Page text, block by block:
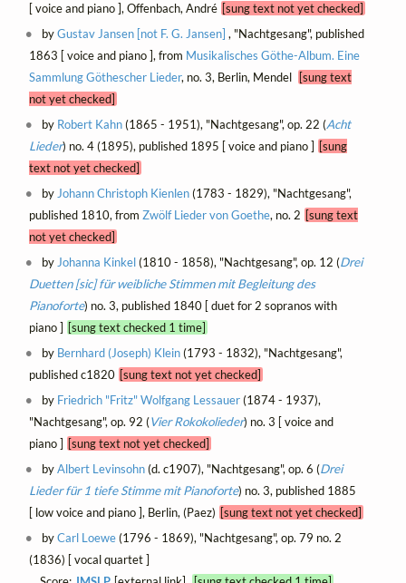
[ voice and piano ], Offenbach, André [sung text not yet checked]
byGustav Jansen [not F. G. Jansen] , "Nachtgesang", published
1863 [ voice and piano ], from Musikalisches Göthe-Album. Eine
Sammlung Göthescher Lieder, no. 3, Berlin, Mendel
[sung text
not yet checked]
by Robert Kahn(1865 - 1951), "Nachtgesang", op. 22 (Acht
Lieder) no. 4 (1895), published 1895 [ voice and piano ] [sung
text not yet checked]
byJohann Christoph Kienlen(1783 - 1829), "Nachtgesang",
published 1810, from Zwölf Lieder von Goethe, no. 2 [sung text
not yet checked]
byJohanna Kinkel(1810 - 1858), "Nachtgesang", op. 12 (Drei
Duetten [sic] für weibliche Stimmen mit Begleitung des
Pianoforte) no. 3, published 1840 [ duet for 2 sopranos with
piano ] [sung text checked 1 time]
by Bernhard (Joseph) Klein(1793 - 1832), "Nachtgesang",
published c1820 [sung text not yet checked]
by Friedrich "Fritz" Wolfgang Lessauer(1874 - 1937),
"Nachtgesang", op. 92 (Vier Rokokolieder) no. 3 [ voice and
piano ] [sung text not yet checked]
byAlbert Levinsohn(d. c1907), "Nachtgesang", op. 6 (Drei
Lieder für 1 tiefe Stimme mit Pianoforte) no. 3, published 1885
[ low voice and piano ], Berlin, (Paez) [sung text not yet checked]
byCarl Loewe(1796 - 1869), "Nachtgesang", op. 79 no. 2
(1836) [ vocal quartet ]